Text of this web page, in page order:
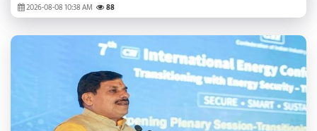
2026-08-08 10:38 AM 88